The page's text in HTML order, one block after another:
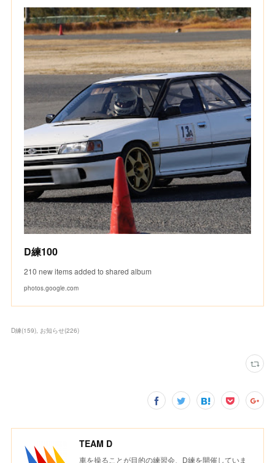
D練100
210 new items added to shared album
photos.google.com
D練(159) お知らせ(226)
TEAM D
車を操ることが目的の練習会、D練を開催していま